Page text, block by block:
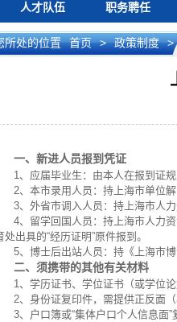
人才队伍 职务聘任
一、新进人员报到凭证
1、应届毕业生：由本人在报到证
2、本市录用人员：持上海市单位
3、外省市调入人员：持上海市人
4、留学回国人员：持上海市人力
处出具的“经历证明”原件报到。
5、博士后出站人员：持《上海市
二、须携带的其他有关材料
1、学历证书、学位证书（或学位
2、身份证复印件，需提供正反面
3、户口簿或“集体户口个人信息面”
所处的位置 首页 > 政策制度 >